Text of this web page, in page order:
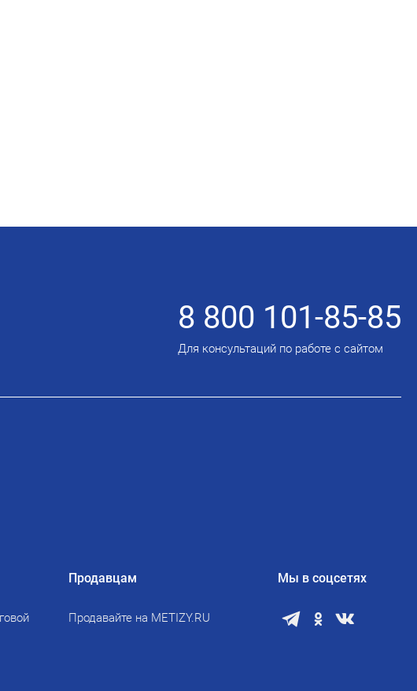
8 800 101-85-85
Для консультаций по работе с сайтом
Продавцам
Продавайте на METIZY.RU
Мы в соцсетях